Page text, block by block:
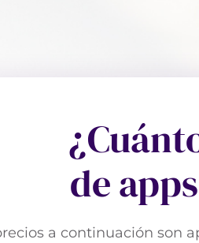
de
a continuación son